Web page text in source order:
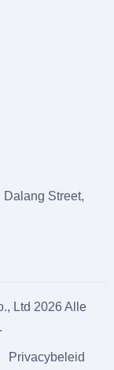
Dalang Street,
Ltd 2026 Alle
Privacybeleid